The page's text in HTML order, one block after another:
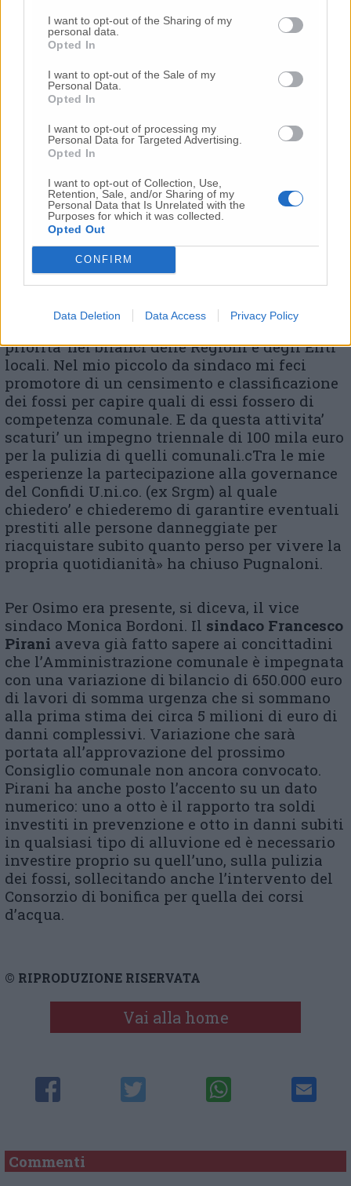
I want to opt-out of the Sharing of my
personal data.
Opted In
I want to opt-out of the Sale of my
Personal Data.
Opted In
I want to opt-out of processing my
Personal Data for Targeted Advertising.
Opted In
I want to opt-out of Collection, Use,
Retention, Sale, and/or Sharing of my
Personal Data that Is Unrelated with the
Purposes for which it was collected.
Opted Out
CONFIRM
Data Deletion Data Access Privacy Policy
Anche per l’ex sindaco e consigliere
comunale di Osimo S
ugnaloni(Pd)
nell’assemblea di ieri «ha vinto lo spirito
bipartisan della politica a servizio delle
nostre comunita’. Nel mio intervento ho
ribadito come in queste occassione prima di
ogni altra questione si debbano chiarire e
dividere le competenze tra Stato, Regione e
Comuni. I parlamentari si batteranno per un
emendamento in finanziaria per reperire le
risorse a ristoro dei danni subiti da privati e
attivita’ imprenditoriali. La Regione ed I
Comuni dovranno collaborare per reperire
risorse per riparare i danni cagionati al
patrimonio pubblico ed a prevedere interventi
strutturali per prevenire eventuali nuove
calamita’ naturali. La pulizia dei fossi ed il
dissesto idrogeologico debbono essere una
priorita’ nei bilanci delle Regioni e degli Enti
locali. Nel mio piccolo da sindaco mi feci
promotore di un censimento e classificazione
dei fossi per capire quali di essi fossero di
competenza comunale. E da questa attivita’
scaturi’ un impegno triennale di 100 mila euro
per la pulizia di quelli comunali.cTra le mie
esperienze la partecipazione alla governance
del Confidi U.ni.co. (ex Srgm) al quale
chiedero’ e chiederemo di garantire eventuali
prestiti alle persone danneggiate per
riacquistare subito quanto perso per vivere la
propria quotidianità» ha chiuso Pugnaloni.
Per Osimo era presente, si diceva, il vice
sindaco Monica Bordoni. Il sindaco Francesco
Pirani aveva già fatto sapere ai concittadini
che l’Amministrazione comunale è impegnata
con una variazione di bilancio di 650.000 euro
di lavori di somma urgenza che si sommano
alla prima stima dei circa 5 milioni di euro di
danni complessivi. Variazione che sarà
portata all’approvazione del prossimo
Consiglio comunale non ancora convocato.
Pirani ha anche posto l’accento su un dato
numerico: uno a otto è il rapporto tra soldi
investiti in prevenzione e otto in danni subiti
in qualsiasi tipo di alluvione ed è necessario
investire proprio su quell’uno, sulla pulizia
dei fossi, sollecitando anche l’intervento del
Consorzio di bonifica per quella dei corsi
d’acqua.
© RIPRODUZIONE RISERVATA
Vai alla home
Commenti